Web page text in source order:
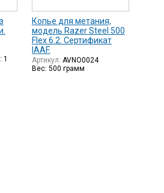
1
Копье для метания,
модель Razer Steel 500
Flex 6.2. Сертификат
IAAF.
Артикул: AVNO0024
Вес: 500 грамм